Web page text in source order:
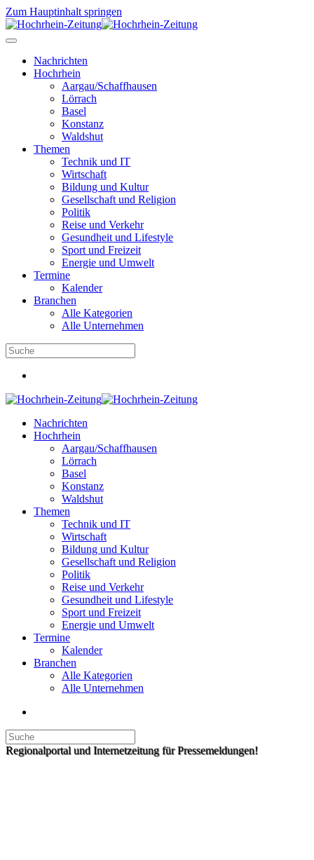
Zum Hauptinhalt springen
Nachrichten
Hochrhein
Aargau/Schaffhausen
Lörrach
Basel
Konstanz
Waldshut
Themen
Technik und IT
Wirtschaft
Bildung und Kultur
Gesellschaft und Religion
Politik
Reise und Verkehr
Gesundheit und Lifestyle
Sport und Freizeit
Energie und Umwelt
Termine
Kalender
Branchen
Alle Kategorien
Alle Unternehmen
Nachrichten
Hochrhein
Aargau/Schaffhausen
Lörrach
Basel
Konstanz
Waldshut
Themen
Technik und IT
Wirtschaft
Bildung und Kultur
Gesellschaft und Religion
Politik
Reise und Verkehr
Gesundheit und Lifestyle
Sport und Freizeit
Energie und Umwelt
Termine
Kalender
Branchen
Alle Kategorien
Alle Unternehmen
Regionalportal und Internetzeitung für Pressemeldungen!